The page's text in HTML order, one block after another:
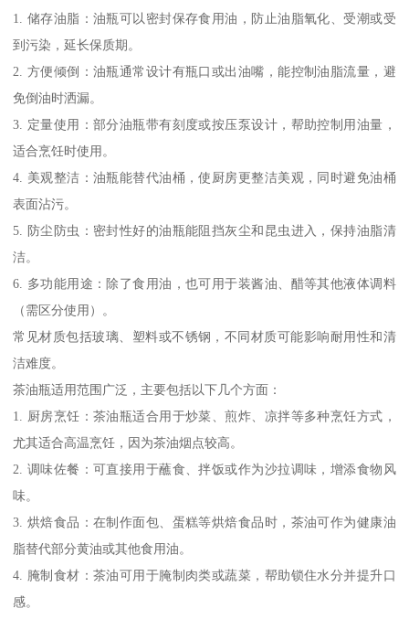
1. 储存油脂：油瓶可以密封保存食用油，防止油脂氧化、受潮或受
到污染，延长保质期。
2. 方便倾倒：油瓶通常设计有瓶口或出油嘴，能控制油脂流量，避
免倒油时洒漏。
3. 定量使用：部分油瓶带有刻度或按压泵设计，帮助控制用油量，
适合烹饪时使用。
4. 美观整洁：油瓶能替代油桶，使厨房更整洁美观，同时避免油桶
表面沾污。
5. 防尘防虫：密封性好的油瓶能阻挡灰尘和昆虫进入，保持油脂清
洁。
6. 多功能用途：除了食用油，也可用于装酱油、醋等其他液体调料
（需区分使用）。
常见材质包括玻璃、塑料或不锈钢，不同材质可能影响耐用性和清
洁难度。
茶油瓶适用范围广泛，主要包括以下几个方面：
1. 厨房烹饪：茶油瓶适合用于炒菜、煎炸、凉拌等多种烹饪方式，
尤其适合高温烹饪，因为茶油烟点较高。
2. 调味佐餐：可直接用于蘸食、拌饭或作为沙拉调味，增添食物风
味。
3. 烘焙食品：在制作面包、蛋糕等烘焙食品时，茶油可作为健康油
脂替代部分黄油或其他食用油。
4. 腌制食材：茶油可用于腌制肉类或蔬菜，帮助锁住水分并提升口
感。